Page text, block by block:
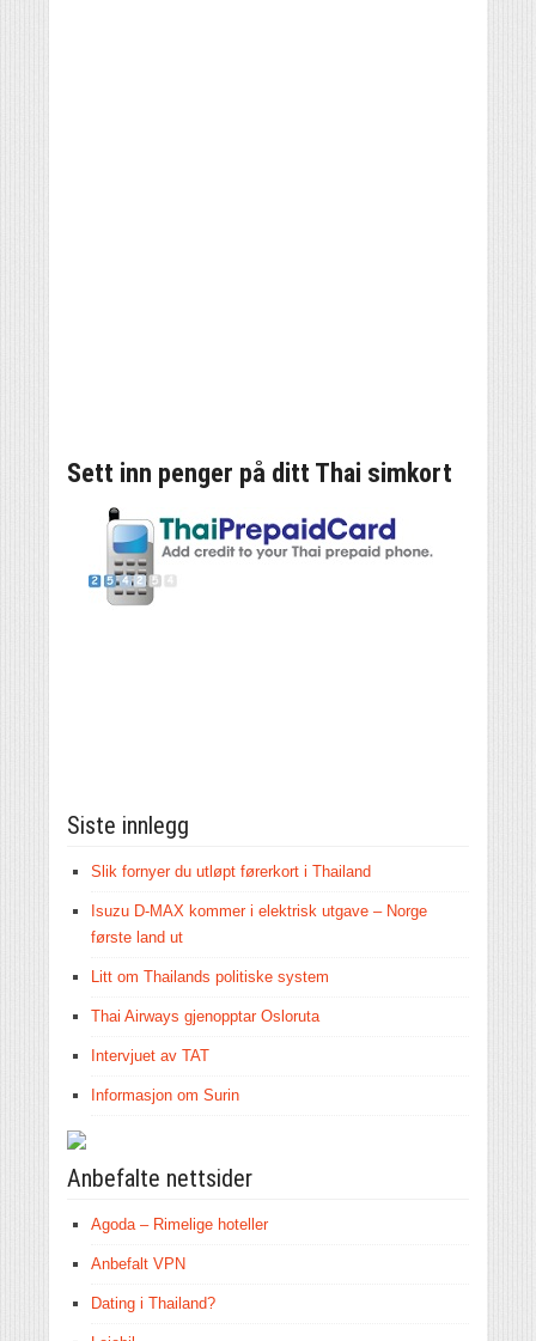
Sett inn penger på ditt Thai simkort
Siste innlegg
Slik fornyer du utløpt førerkort i Thailand
Isuzu D-MAX kommer i elektrisk utgave – Norge
første land ut
Litt om Thailands politiske system
Thai Airways gjenopptar Osloruta
Intervjuet av TAT
Informasjon om Surin
Anbefalte nettsider
Agoda – Rimelige hoteller
Anbefalt VPN
Dating i Thailand?